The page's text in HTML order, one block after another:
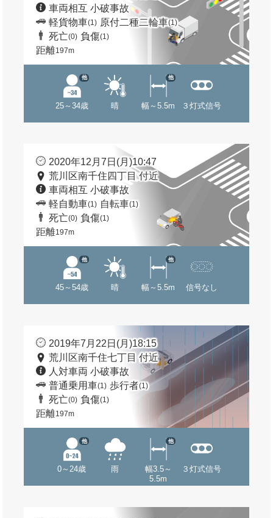
車両相互 小破事故
軽貨物車(1) 原付二種二輪車(1)
死亡(0) 負傷(1)
距離197m
25～34歳
他
晴 幅～5.5m
他
３灯式信号
2020年12月7日(月)10:47
荒川区南千住四丁目 付近
車両相互 小破事故
軽自動車(1) 自転車(1)
死亡(0) 負傷(1)
距離197m
45～54歳
他
晴 幅～5.5m
他
信号なし
2019年7月22日(月)18:15
荒川区南千住七丁目 付近
人対車両 小破事故
普通乗用車(1) 歩行者(1)
死亡(0) 負傷(1)
距離197m
0～24歳
他
雨
幅3.5～
5.5m
他
３灯式信号